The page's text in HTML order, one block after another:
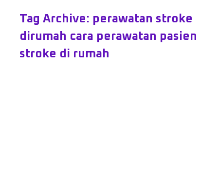
Tag Archive: perawatan stroke
dirumah cara perawatan pasien
stroke di rumah